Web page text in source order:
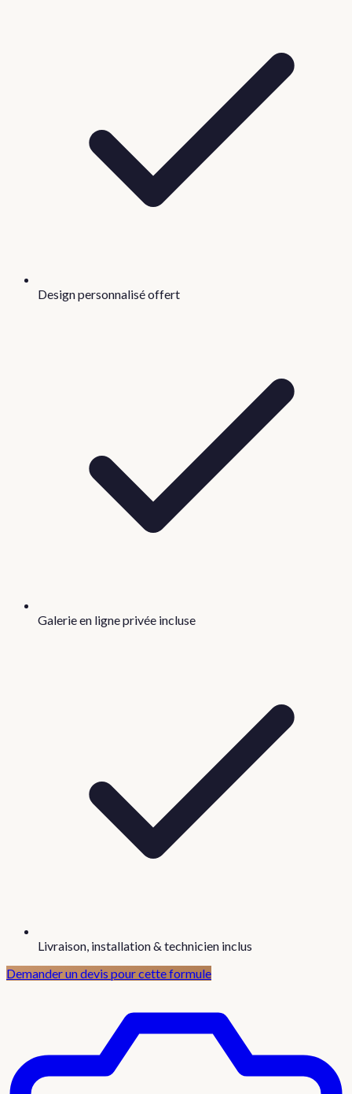
Design personnalisé offert
Galerie en ligne privée incluse
Livraison, installation & technicien inclus
Demander un devis pour cette formule